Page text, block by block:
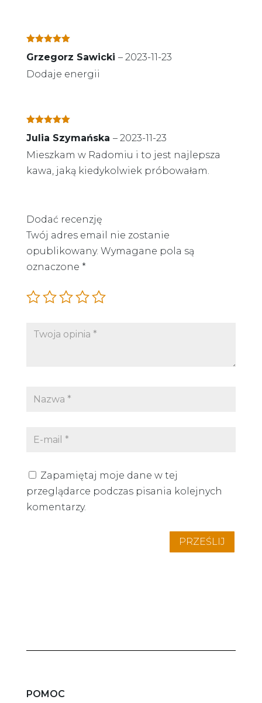
na 5
Grzegorz Sawicki – 2023-11-23
Dodaje energii
na 5
Julia Szymańska – 2023-11-23
Mieszkam w Radomiu i to jest najlepsza
kawa, jaką kiedykolwiek próbowałam.
Dodać recenzję
Twój adres email nie zostanie
opublikowany. Wymagane pola są
oznaczone *
Zapamiętaj moje dane w tej
przeglądarce podczas pisania kolejnych
komentarzy.
PRZEŚLIJ
POMOC